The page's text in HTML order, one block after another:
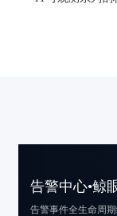
告警中心•鲸
告警事件全生命周